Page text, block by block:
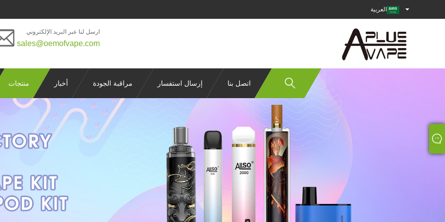
العربية
ارسل لنا عبر البريد الإلكتروني
sales@oemofvape.com
منتجات أخبار مراقبة الجودة إرسال استفسار اتصل بنا